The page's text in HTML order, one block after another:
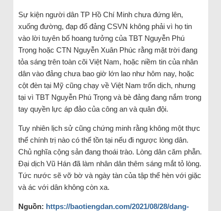
Sự kiện người dân TP Hồ Chí Minh chưa đứng lên,
xuống đường, đạp đổ đảng CSVN không phải vì họ tin
vào lời tuyên bố hoang tưởng của TBT Nguyễn Phú
Trọng hoặc CTN Nguyễn Xuân Phúc rằng mặt trời đang
tỏa sáng trên toàn cõi Việt Nam, hoặc niềm tin của nhân
dân vào đảng chưa bao giờ lớn lao như hôm nay, hoặc
cột đèn tại Mỹ cũng chạy về Việt Nam trốn dịch, nhưng
tại vì TBT Nguyễn Phú Trọng và bè đảng đang nắm trong
tay quyền lực áp đảo của công an và quân đội.
Tuy nhiên lịch sử cũng chứng minh rằng không một thực
thể chính trị nào có thể tồn tại nếu đi ngược lòng dân.
Chủ nghĩa cộng sản đang thoái trào. Lòng dân căm phẫn.
Đại dịch Vũ Hán đã làm nhân dân thêm sáng mắt tỏ lòng.
Tức nước sẽ vỡ bờ và ngày tàn của tập thể hèn với giặc
và ác với dân không còn xa.
Nguồn: https://baotiengdan.com/2021/08/28/dang-